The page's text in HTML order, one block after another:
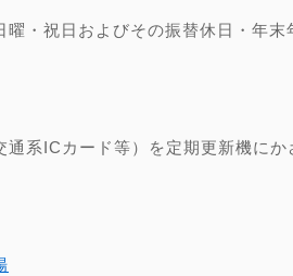
・祝日およびその振替休日・年
通系ICカード等）を定期更新機に